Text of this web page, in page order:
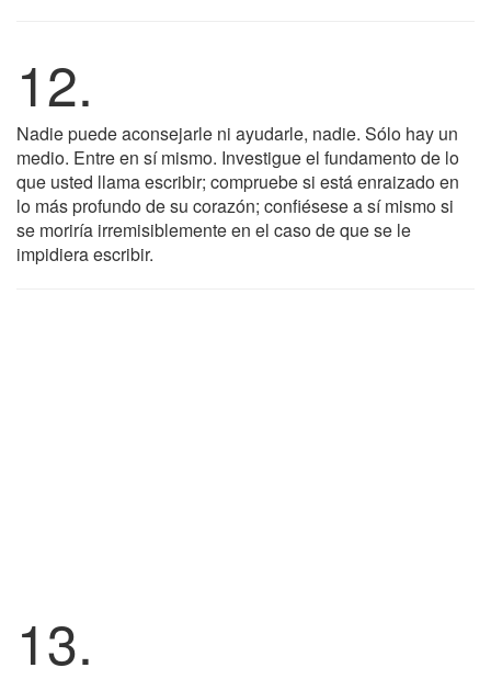
12.
Nadie puede aconsejarle ni ayudarle, nadie. Sólo hay un
medio. Entre en sí mismo. Investigue el fundamento de lo
que usted llama escribir; compruebe si está enraizado en
lo más profundo de su corazón; confiésese a sí mismo si
se moriría irremisiblemente en el caso de que se le
impidiera escribir.
13.